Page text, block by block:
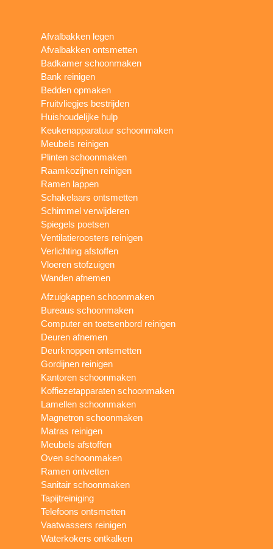
Afvalbakken legen
Afvalbakken ontsmetten
Badkamer schoonmaken
Bank reinigen
Bedden opmaken
Fruitvliegjes bestrijden
Huishoudelijke hulp
Keukenapparatuur schoonmaken
Meubels reinigen
Plinten schoonmaken
Raamkozijnen reinigen
Ramen lappen
Schakelaars ontsmetten
Schimmel verwijderen
Spiegels poetsen
Ventilatieroosters reinigen
Verlichting afstoffen
Vloeren stofzuigen
Wanden afnemen
Afzuigkappen schoonmaken
Bureaus schoonmaken
Computer en toetsenbord reinigen
Deuren afnemen
Deurknoppen ontsmetten
Gordijnen reinigen
Kantoren schoonmaken
Koffiezetapparaten schoonmaken
Lamellen schoonmaken
Magnetron schoonmaken
Matras reinigen
Meubels afstoffen
Oven schoonmaken
Ramen ontvetten
Sanitair schoonmaken
Tapijtreiniging
Telefoons ontsmetten
Vaatwassers reinigen
Waterkokers ontkalken